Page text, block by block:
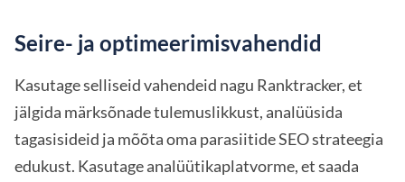
Seire- ja optimeerimisvahendid
Kasutage selliseid vahendeid nagu Ranktracker, et
jälgida märksõnade tulemuslikkust, analüüsida
tagasisideid ja mõõta oma parasiitide SEO strateegia
edukust. Kasutage analüütikaplatvorme, et saada